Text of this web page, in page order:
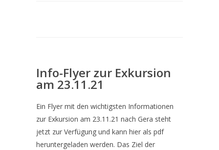
Info-Flyer zur Exkursion
am 23.11.21
Ein Flyer mit den wichtigsten Informationen
zur Exkursion am 23.11.21 nach Gera steht
jetzt zur Verfügung und kann hier als pdf
heruntergeladen werden. Das Ziel der